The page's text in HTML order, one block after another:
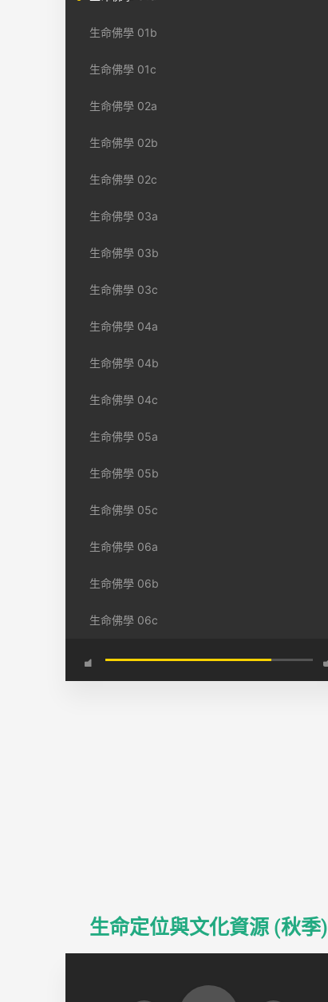
生命佛學 01b
生命佛學 01c
生命佛學 02a
生命佛學 02b
生命佛學 02c
生命佛學 03a
生命佛學 03b
生命佛學 03c
生命佛學 04a
生命佛學 04b
生命佛學 04c
生命佛學 05a
生命佛學 05b
生命佛學 05c
生命佛學 06a
生命佛學 06b
生命佛學 06c
生命定位與文化資源 (秋季)